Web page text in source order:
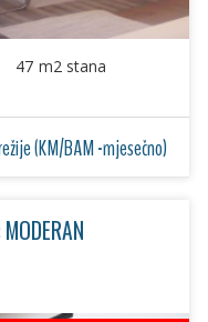
47 m2 stana
(KM/BAM -mjesečno)